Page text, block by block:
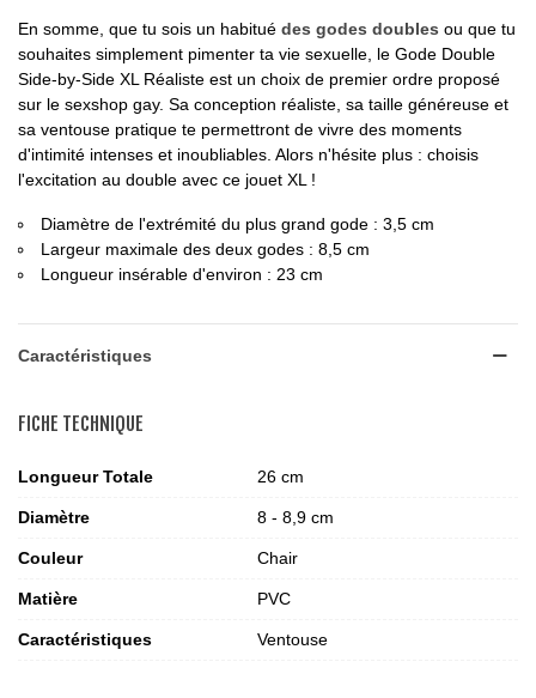
En somme, que tu sois un habitué des godes doubles ou que tu
souhaites simplement pimenter ta vie sexuelle, le Gode Double
Side-by-Side XL Réaliste est un choix de premier ordre proposé
sur le sexshop gay. Sa conception réaliste, sa taille généreuse et
sa ventouse pratique te permettront de vivre des moments
d'intimité intenses et inoubliables. Alors n'hésite plus : choisis
l'excitation au double avec ce jouet XL !
Diamètre de l'extrémité du plus grand gode : 3,5 cm
Largeur maximale des deux godes : 8,5 cm
Longueur insérable d'environ : 23 cm
Caractéristiques
FICHE TECHNIQUE
Longueur Totale 26 cm
Diamètre 8 - 8,9 cm
Couleur Chair
Matière PVC
Caractéristiques Ventouse